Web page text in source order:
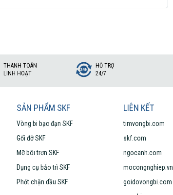
THANH TOÁN
LINH HOẠT
HỖ TRỢ
24/7
SẢN PHẨM SKF
Vòng bi bạc đạn SKF
Gối đỡ SKF
Mỡ bôi trơn SKF
Dụng cụ bảo trì SKF
Phớt chặn dầu SKF
LIÊN KẾT
timvongbi.com
skf.com
ngocanh.com
mocongnghiep.vn
goidovongbi.com